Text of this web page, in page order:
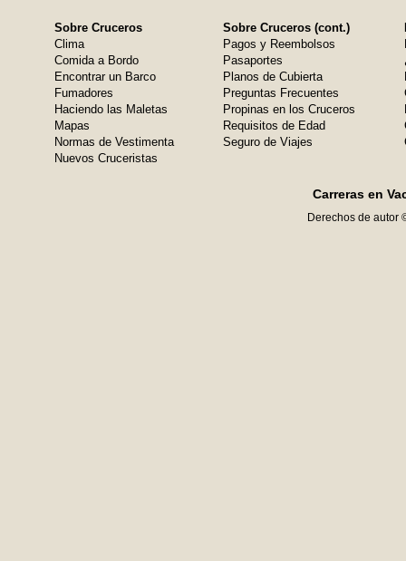
Sobre Cruceros
Clima
Comida a Bordo
Encontrar un Barco
Fumadores
Haciendo las Maletas
Mapas
Normas de Vestimenta
Nuevos Cruceristas
Sobre Cruceros (cont.)
Pagos y Reembolsos
Pasaportes
Planos de Cubierta
Preguntas Frecuentes
Propinas en los Cruceros
Requisitos de Edad
Seguro de Viajes
Carreras en
Derechos de autor